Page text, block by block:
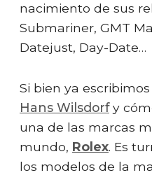
nacimiento de sus
Submariner, GMT
Datejust, Day-Date…
Si bien ya
Hans Wilsdorf y
una de las marcas
mundo, Rolex. Es
los modelos de la